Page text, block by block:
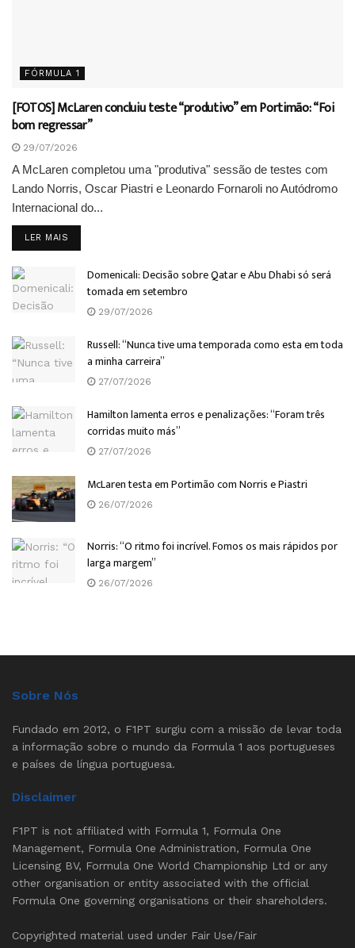
FÓRMULA 1
[FOTOS] McLaren concluiu teste “produtivo” em Portimão: “Foi
bom regressar”
29/07/2026
A McLaren completou uma "produtiva" sessão de testes com
Lando Norris, Oscar Piastri e Leonardo Fornaroli no Autódromo
Internacional do...
LER MAIS
Domenicali: Decisão sobre Qatar e Abu Dhabi só será
tomada em setembro
29/07/2026
Russell: “Nunca tive uma temporada como esta em toda
a minha carreira”
27/07/2026
Hamilton lamenta erros e penalizações: “Foram três
corridas muito más”
27/07/2026
McLaren testa em Portimão com Norris e Piastri
26/07/2026
Norris: “O ritmo foi incrível. Fomos os mais rápidos por
larga margem”
26/07/2026
Sobre Nós
Fundado em 2012, o F1PT surgiu com a missão de levar toda
a informação sobre o mundo da Formula 1 aos portugueses
e países de língua portuguesa.
Disclaimer
F1PT is not affiliated with Formula 1, Formula One
Management, Formula One Administration, Formula One
Licensing BV, Formula One World Championship Ltd or any
other organisation or entity associated with the official
Formula One governing organisations or their shareholders.
Copyrighted material used under Fair Use/Fair